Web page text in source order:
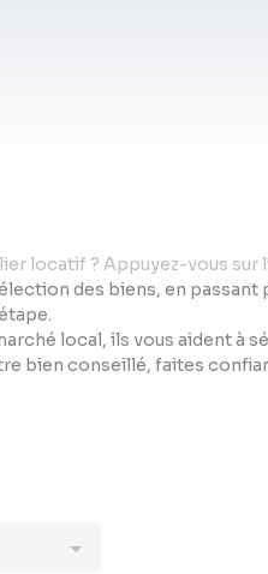
locatif ? Appuyez-vous
des biens, en
local, ils vous aident
bien conseillé, faites